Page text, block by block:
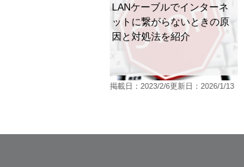
LANケーブルでインターネ
ットに繋がらないときの原
因と対処法を紹介
掲載日：2023/2/6更新日：2026/1/13